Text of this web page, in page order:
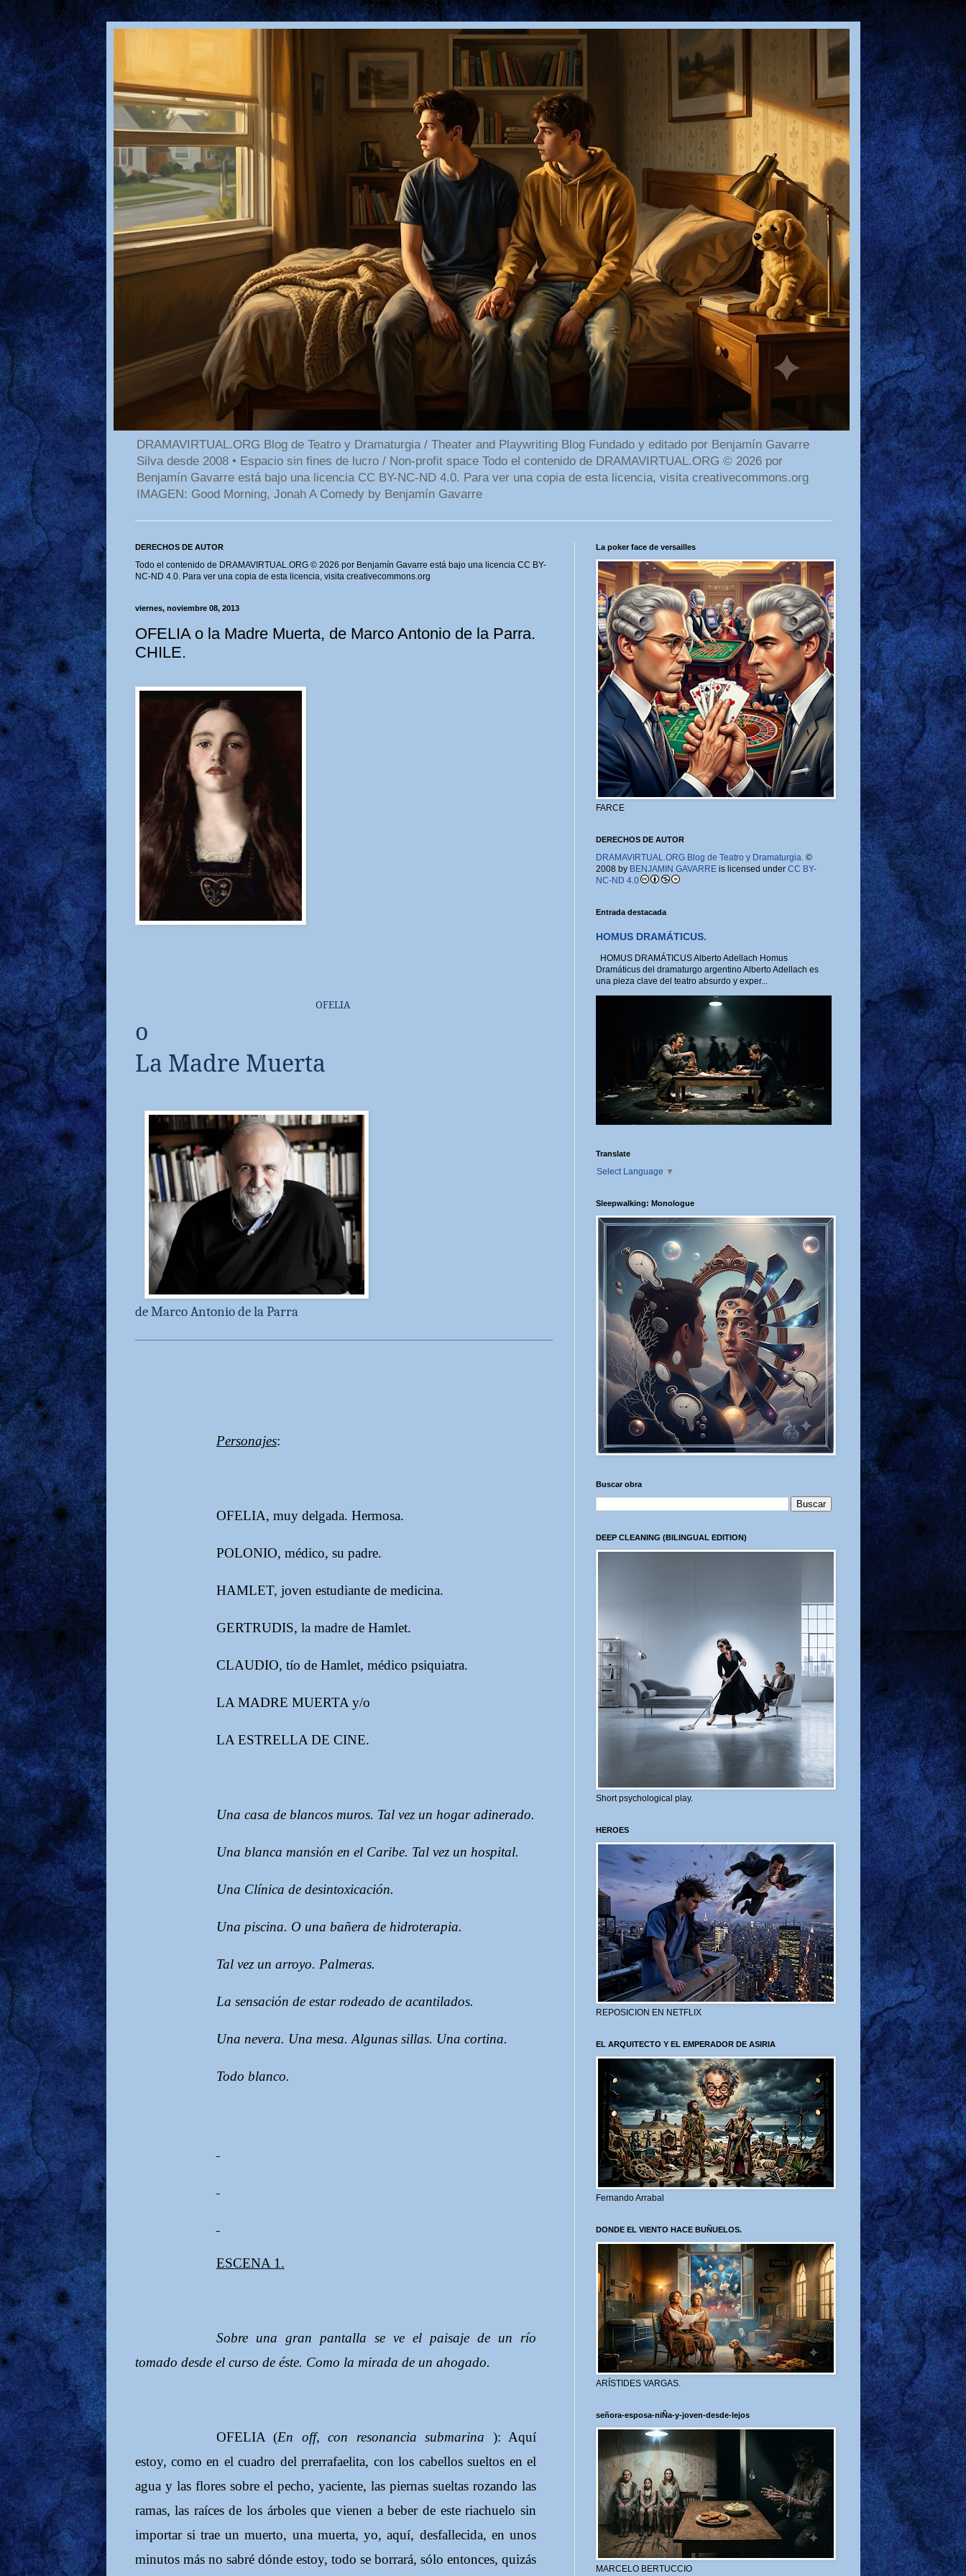
DRAMAVIRTUAL.ORG Blog de Teatro y Dramaturgia / Theater and Playwriting Blog Fundado y editado por Benjamín Gavarre
Silva desde 2008 • Espacio sin fines de lucro / Non-profit space Todo el contenido de DRAMAVIRTUAL.ORG © 2026 por
Benjamín Gavarre está bajo una licencia CC BY-NC-ND 4.0. Para ver una copia de esta licencia, visita creativecommons.org
IMAGEN: Good Morning, Jonah A Comedy by Benjamín Gavarre
DERECHOS DE AUTOR
Todo el contenido de DRAMAVIRTUAL.ORG © 2026 por Benjamín Gavarre está bajo una licencia CC BY-
NC-ND 4.0. Para ver una copia de esta licencia, visita creativecommons.org
viernes, noviembre 08, 2013
OFELIA o la Madre Muerta, de Marco Antonio de la Parra.
CHILE.
OFELIA
o
La Madre Muerta
de Marco Antonio de la Parra
Personajes:
OFELIA, muy delgada. Hermosa.
POLONIO, médico, su padre.
HAMLET, joven estudiante de medicina.
GERTRUDIS, la madre de Hamlet.
CLAUDIO, tío de Hamlet, médico psiquiatra.
LA MADRE MUERTA y/o
LA ESTRELLA DE CINE.
Una casa de blancos muros. Tal vez un hogar adinerado.
Una blanca mansión en el Caribe. Tal vez un hospital.
Una Clínica de desintoxicación.
Una piscina. O una bañera de hidroterapia.
Tal vez un arroyo. Palmeras.
La sensación de estar rodeado de acantilados.
Una nevera. Una mesa. Algunas sillas. Una cortina.
Todo blanco.
ESCENA 1.
Sobre una gran pantalla se ve el paisaje de un río
tomado desde el curso de éste. Como la mirada de un ahogado.
OFELIA (En off, con resonancia submarina ): Aquí
estoy, como en el cuadro del prerrafaelita, con los cabellos sueltos en el
agua y las flores sobre el pecho, yaciente, las piernas sueltas rozando las
ramas, las raíces de los árboles que vienen a beber de este riachuelo sin
importar si trae un muerto, una muerta, yo, aquí, desfallecida, en unos
minutos más no sabré dónde estoy, todo se borrará, sólo entonces, quizás
La poker face de versailles
FARCE
DERECHOS DE AUTOR
DRAMAVIRTUAL.ORG Blog de Teatro y Dramaturgia.©
2008 by BENJAMIN GAVARREis licensed under CC BY-
NC-ND 4.0
Entrada destacada
HOMUS DRAMÁTICUS.
HOMUS DRAMÁTICUS Alberto Adellach Homus
Dramáticus del dramaturgo argentino Alberto Adellach es
una pieza clave del teatro absurdo y exper...
Translate
Select Language ▼
Sleepwalking: Monologue
Buscar obra
DEEP CLEANING (BILINGUAL EDITION)
Short psychological play.
HEROES
REPOSICION EN NETFLIX
EL ARQUITECTO Y EL EMPERADOR DE ASIRIA
Fernando Arrabal
DONDE EL VIENTO HACE BUÑUELOS.
ARÍSTIDES VARGAS.
señora-esposa-niÑa-y-joven-desde-lejos
MARCELO BERTUCCIO